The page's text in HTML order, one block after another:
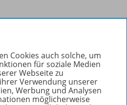
Cookies auch solche, um
für soziale Medien
Webseite zu
Verwendung unserer
Werbung und Analysen
möglicherweise